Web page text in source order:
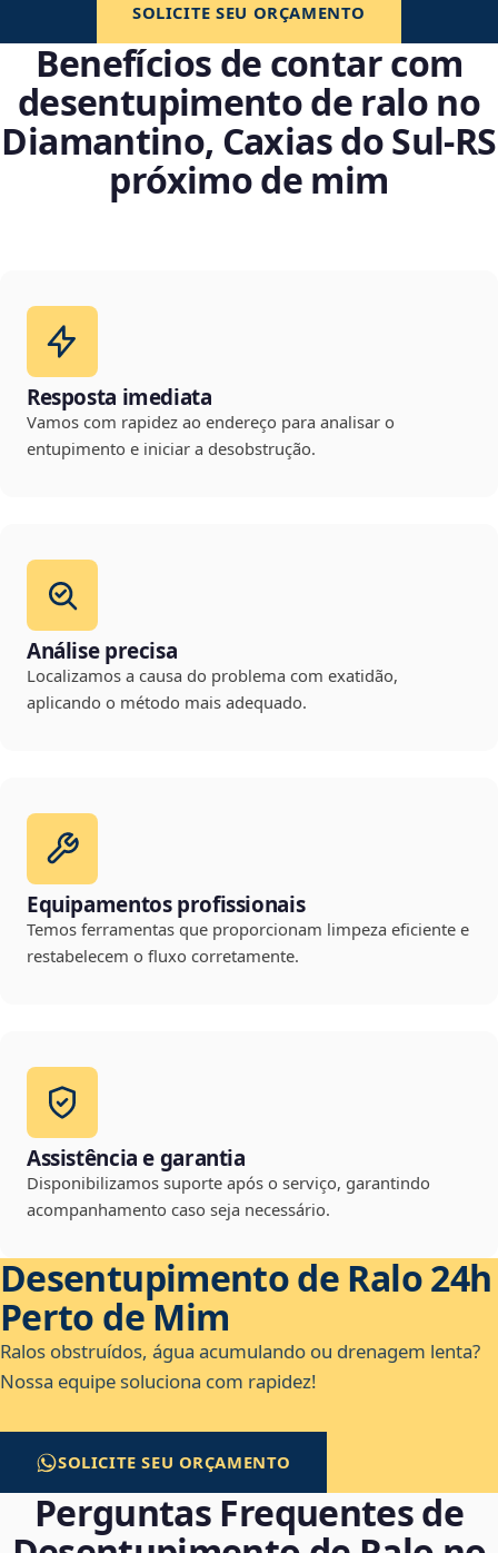
SOLICITE SEU ORÇAMENTO
Benefícios de contar com
desentupimento de ralo no
Diamantino, Caxias do Sul‑RS
próximo de mim
Resposta imediata
Vamos com rapidez ao endereço para analisar o
entupimento e iniciar a desobstrução.
Análise precisa
Localizamos a causa do problema com exatidão,
aplicando o método mais adequado.
Equipamentos profissionais
Temos ferramentas que proporcionam limpeza eficiente e
restabelecem o fluxo corretamente.
Assistência e garantia
Disponibilizamos suporte após o serviço, garantindo
acompanhamento caso seja necessário.
Desentupimento de Ralo 24h
Perto de Mim
Ralos obstruídos, água acumulando ou drenagem lenta?
Nossa equipe soluciona com rapidez!
SOLICITE SEU ORÇAMENTO
Perguntas Frequentes de